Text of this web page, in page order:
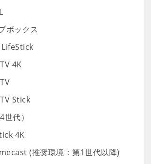
ボックス
LifeStick
4K
Stick
代）
4K
(推奨環境：第1世代以降)